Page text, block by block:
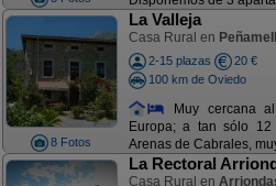
8 Fotos
La Valleja
Casa Rural en
2-15 plazas
20 €
100 km de Oviedo
Muy cercana
Europa; a tan sólo
Arenas de Cabrales,
La Rectoral
Casa Rural en